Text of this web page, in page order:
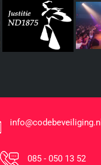
info@codebeveiliging.nl
085 - 050 13 52